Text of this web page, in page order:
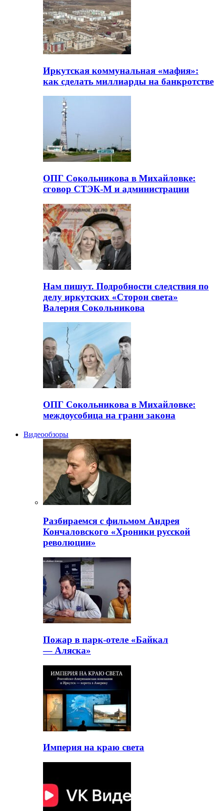
Иркутская коммунальная «мафия»:
как сделать миллиарды на банкротстве
ОПГ Сокольникова в Михайловке:
сговор СТЭК-М и администрации
Нам пишут. Подробности следствия по
делу иркутских «Сторон света»
Валерия Сокольникова
ОПГ Сокольникова в Михайловке:
междоусобица на грани закона
Видеообзоры
Разбираемся с фильмом Андрея
Кончаловского «Хроники русской
революции»
Пожар в парк-отеле «Байкал
— Аляска»
Империя на краю света